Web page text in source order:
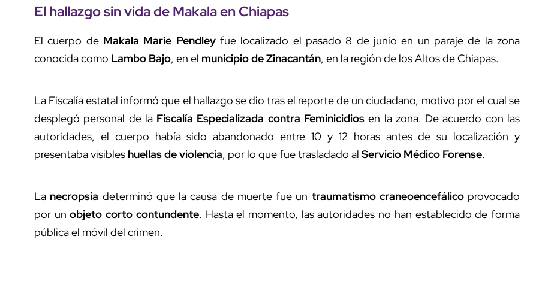
El hallazgo sin vida de Makala en Chiapas
El cuerpo de Makala Marie Pendleyfue localizado el pasado 8 de junio en un paraje de la zona
conocida como Lambo Bajo, en el municipio de Zinacantán, en la región de los Altos de Chiapas.
La Fiscalía estatal informó que el hallazgo se dio tras el reporte de un ciudadano, motivo por el cual se
desplegó personal de la Fiscalía Especializada contra Feminicidios en la zona. De acuerdo con las
autoridades, el cuerpo había sido abandonado entre 10 y 12 horas antes de su localización y
presentaba visibles huellas de violencia, por lo que fue trasladado al Servicio Médico Forense.
La necropsia determinó que la causa de muerte fue un traumatismo craneoencefálicoprovocado
por unobjeto corto contundente. Hasta el momento, las autoridades no han establecido de forma
pública el móvil del crimen.